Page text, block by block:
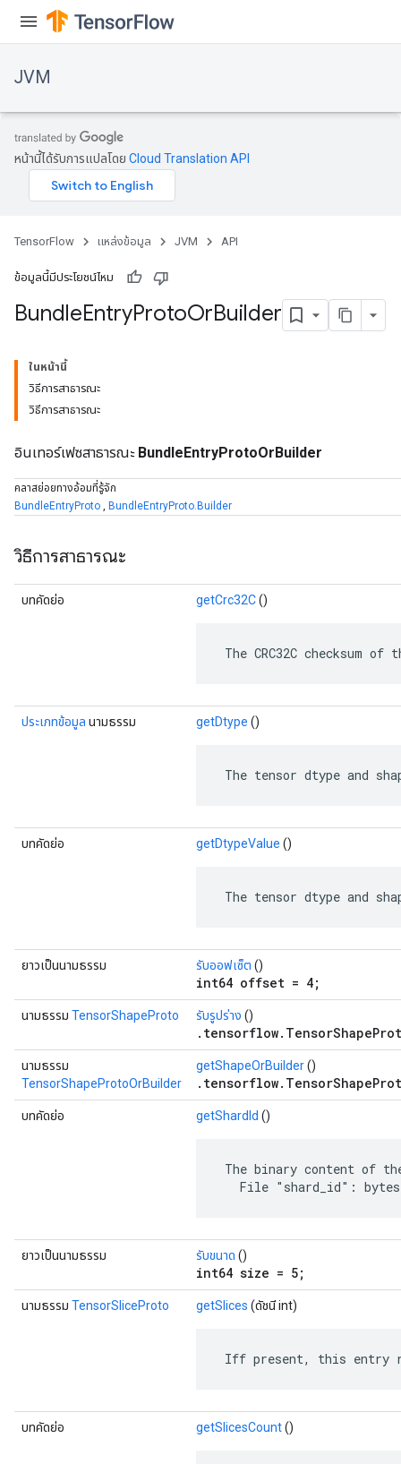
JVM
หน้านี้ได้รับการแปลโดย Cloud Translation API
TensorFlow แหล่งข้อมูล JVM API
ข้อมูลนี้มีประโยชน์ไหม
BundleEntryProtoOrBuilder
ในหน้านี้
วิธีการสาธารณะ
วิธีการสาธารณะ
อินเทอร์เฟซสาธารณะ BundleEntryProtoOrBuilder
คลาสย่อยทางอ้อมที่รู้จัก
BundleEntryProto , BundleEntryProto.Builder
วิธีการสาธารณะ
บทคัดย่อ getCrc32C()
The CRC32C checksum
ประเภทข้อมูล นามธรรม getDtype ()
The tensor dtype and
บทคัดย่อ getDtypeValue ()
The tensor dtype and
ยาวเป็นนามธรรม รับออฟเซ็ต ()
int64 offset = 4;
นามธรรม TensorShapeProto รับรูปร่าง ()
นามธรรม
TensorShapeProtoOrBuilder
getShapeOrBuilder()
บทคัดย่อ getShardId ()
The binary content of
File "shard_id":
ยาวเป็นนามธรรม รับขนาด ()
int64 size = 5;
นามธรรม TensorSliceProto getSlices (ดัชนี int)
Iff present, this entry
บทคัดย่อ getSlicesCount()